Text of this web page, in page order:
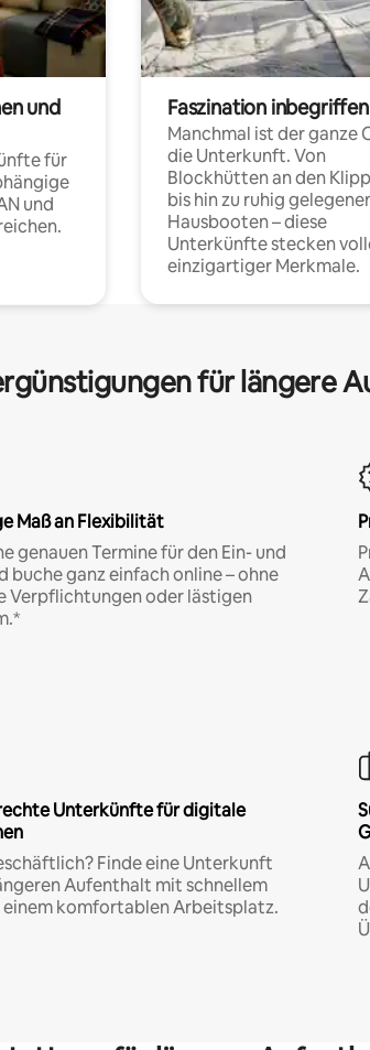
und
für
und
Faszination inbegriffen
Manchmal ist der ganze
die Unterkunft. Von
Blockhütten an den
bis hin zu ruhig
Hausbooten – diese
Unterkünfte stecken
einzigartiger Merkmale.
für längere
Maß an Flexibilität
genauen Termine für den Ein- und
buche ganz einfach online – ohne
Verpflichtungen oder lästigen
Unterkünfte für digitale
Finde eine Unterkunft
Aufenthalt mit schnellem
einem komfortablen Arbeitsplatz.